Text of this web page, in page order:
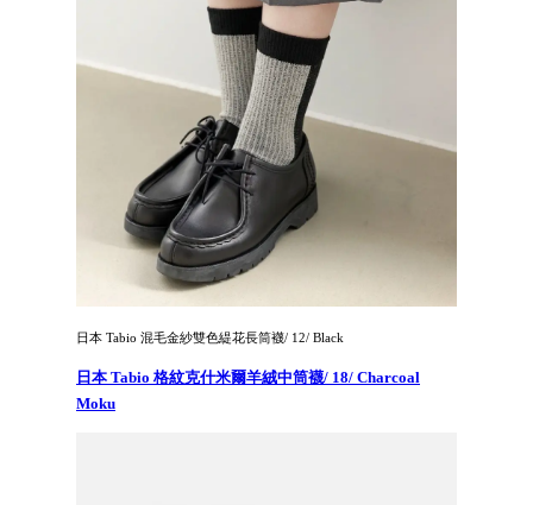
日本 Tabio 混毛金紗雙色緹花長筒襪/ 12/ Black
日本 Tabio 格紋克什米爾羊絨中筒襪/ 18/ Charcoal
Moku